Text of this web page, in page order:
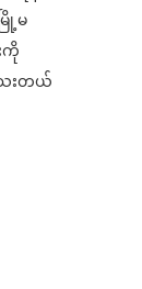
ြို့မ
ကို
ေးတယ်